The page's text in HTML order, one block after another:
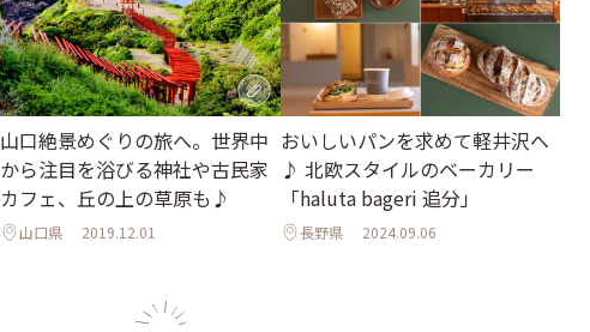
山口絶景めぐりの旅へ。世界中
から注目を浴びる神社や古民家
カフェ、丘の上の草原も♪
山口県 2019.12.01
おいしいパンを求めて軽井沢へ
♪ 北欧スタイルのベーカリー
「haluta bageri 追分」
長野県 2024.09.06